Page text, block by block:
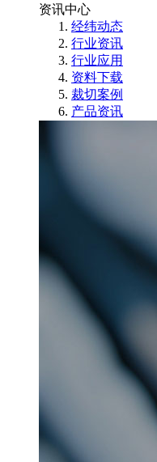
资讯中心
经纬动态
行业资讯
行业应用
资料下载
裁切案例
产品资讯